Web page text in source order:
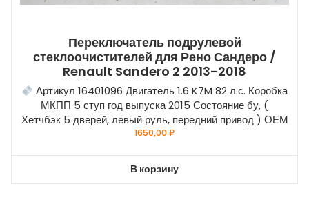
Переключатель подрулевой
стеклоочистителей для Рено Сандеро /
Renault Sandero 2 2013-2018
Артикул 16401096 Двигатель 1.6 K7M 82 л.с. Коробка
МКПП 5 ступ год выпуска 2015 Состояние бу, (
Хетчбэк 5 дверей, левый руль, передний привод ) ОЕМ
1650,00₽
В корзину